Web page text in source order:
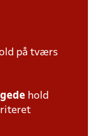
på tværs
hold